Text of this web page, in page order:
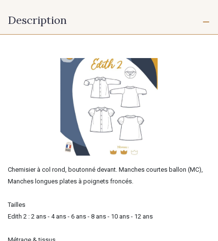
Description
Chemisier à col rond, boutonné devant. Manches courtes ballon (MC),
Manches longues plates à poignets froncés.
Tailles
Edith 2 : 2 ans - 4 ans - 6 ans - 8 ans - 10 ans - 12 ans